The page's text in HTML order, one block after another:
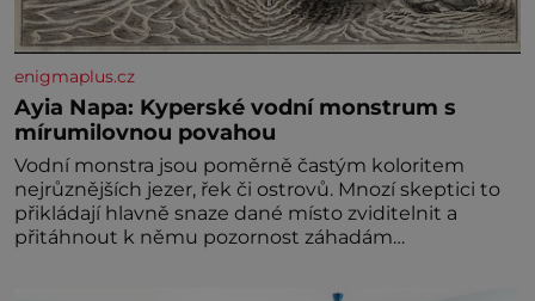
enigmaplus.cz
Ayia Napa: Kyperské vodní monstrum s
mírumilovnou povahou
Vodní monstra jsou poměrně častým koloritem
nejrůznějších jezer, řek či ostrovů. Mnozí skeptici to
přikládají hlavně snaze dané místo zviditelnit a
přitáhnout k němu pozornost záhadám